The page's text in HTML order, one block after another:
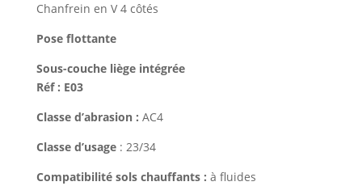
Chanfrein en V 4 côtés
Pose flottante
Sous-couche liège intégrée
Réf : E03
Classe d’abrasion : AC4
Classe d’usage: 23/34
Compatibilité sols chauffants : à fluides